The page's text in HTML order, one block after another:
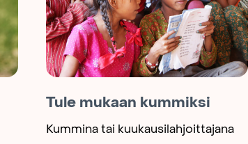
Tule mukaan kummiksi
Kummina tai kuukausilahjoittajana